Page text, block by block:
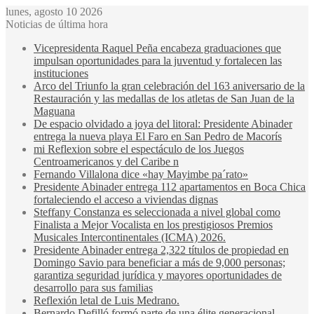
lunes, agosto 10 2026
Noticias de última hora
Vicepresidenta Raquel Peña encabeza graduaciones que
impulsan oportunidades para la juventud y fortalecen las
instituciones
Arco del Triunfo la gran celebración del 163 aniversario de la
Restauración y las medallas de los atletas de San Juan de la
Maguana
De espacio olvidado a joya del litoral: Presidente Abinader
entrega la nueva playa El Faro en San Pedro de Macorís
mi Reflexion sobre el espectáculo de los Juegos
Centroamericanos y del Caribe n
Fernando Villalona dice «hay Mayimbe pa´rato»
Presidente Abinader entrega 112 apartamentos en Boca Chica
fortaleciendo el acceso a viviendas dignas
Steffany Constanza es seleccionada a nivel global como
Finalista a Mejor Vocalista en los prestigiosos Premios
Musicales Intercontinentales (ICMA) 2026.
Presidente Abinader entrega 2,322 títulos de propiedad en
Domingo Savio para beneficiar a más de 9,000 personas;
garantiza seguridad jurídica y mayores oportunidades de
desarrollo para sus familias
Reflexión letal de Luis Medrano.